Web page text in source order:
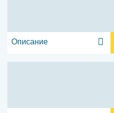
Описание